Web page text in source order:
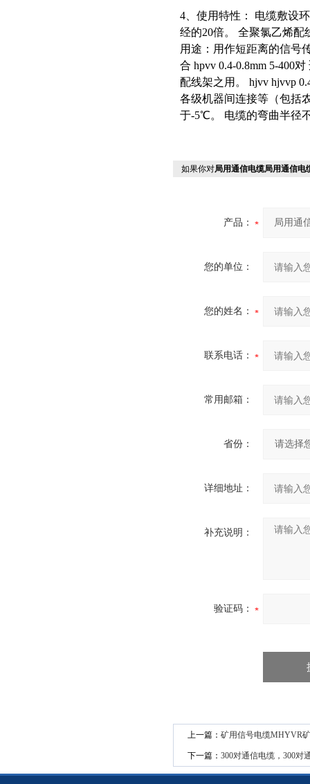
4、使用特性： 电缆敷设
经的20倍。 全聚氯乙烯配
用途：用作短距离的信号
合 hpvv 0.4-0.8mm 5-400
配线架之用。 hjvv hjvvp
各级机器间连接等（包括
于-5℃。 电缆的弯曲半径
如果你对局用通信电缆局用通信电
产品：
您的单位：
您的姓名：
联系电话：
常用邮箱：
省份：
详细地址：
补充说明：
验证码：
上一篇： 矿用信号电缆MHYVR
下一篇： 300对通信电缆，300对